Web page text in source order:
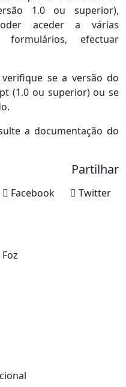
1.0 ou superior),
aceder a várias
formulários, efectuar
se a versão do
(1.0 ou superior) ou se
a documentação do
Partilhar
Twitter
Facebook